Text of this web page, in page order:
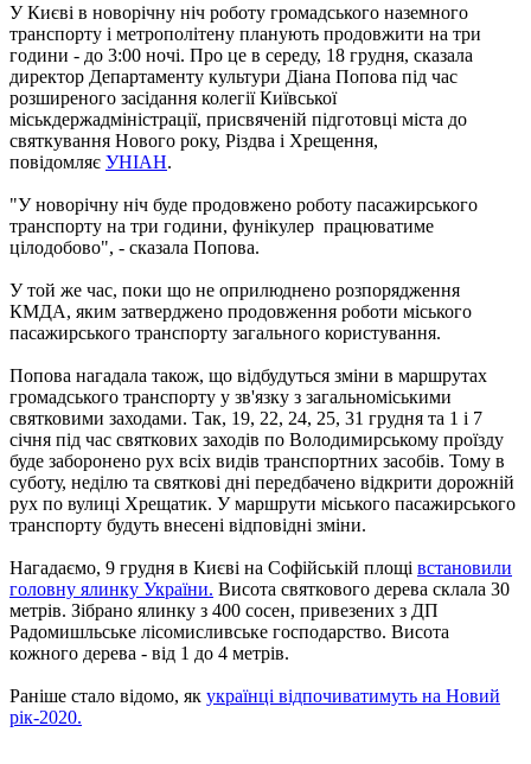
У Києві в новорічну ніч роботу громадського наземного
транспорту і метрополітену планують продовжити на три
години - до 3:00 ночі. Про це в середу, 18 грудня, сказала
директор Департаменту культури Діана Попова під час
розширеного засідання колегії Київської
міськдержадміністрації, присвяченій підготовці міста до
святкування Нового року, Різдва і Хрещення,
повідомляє УНІАН.
"У новорічну ніч буде продовжено роботу пасажирського
транспорту на три години, фунікулер працюватиме
цілодобово", - сказала Попова.
У той же час, поки що не оприлюднено розпорядження
КМДА, яким затверджено продовження роботи міського
пасажирського транспорту загального користування.
Попова нагадала також, що відбудуться зміни в маршрутах
громадського транспорту у зв'язку з загальноміськими
святковими заходами. Так, 19, 22, 24, 25, 31 грудня та 1 і 7
січня під час святкових заходів по Володимирському проїзду
буде заборонено рух всіх видів транспортних засобів. Тому в
суботу, неділю та святкові дні передбачено відкрити дорожній
рух по вулиці Хрещатик. У маршрути міського пасажирського
транспорту будуть внесені відповідні зміни.
Нагадаємо, 9 грудня в Києві на Софійській площі встановили
головну ялинку України. Висота святкового дерева склала 30
метрів. Зібрано ялинку з 400 сосен, привезених з ДП
Радомишльське лісомисливське господарство. Висота
кожного дерева - від 1 до 4 метрів.
Раніше стало відомо, як українці відпочиватимуть на Новий
рік-2020.